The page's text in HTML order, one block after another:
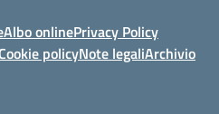
Albo onlinePrivacy Policy
policyNote legaliArchivio